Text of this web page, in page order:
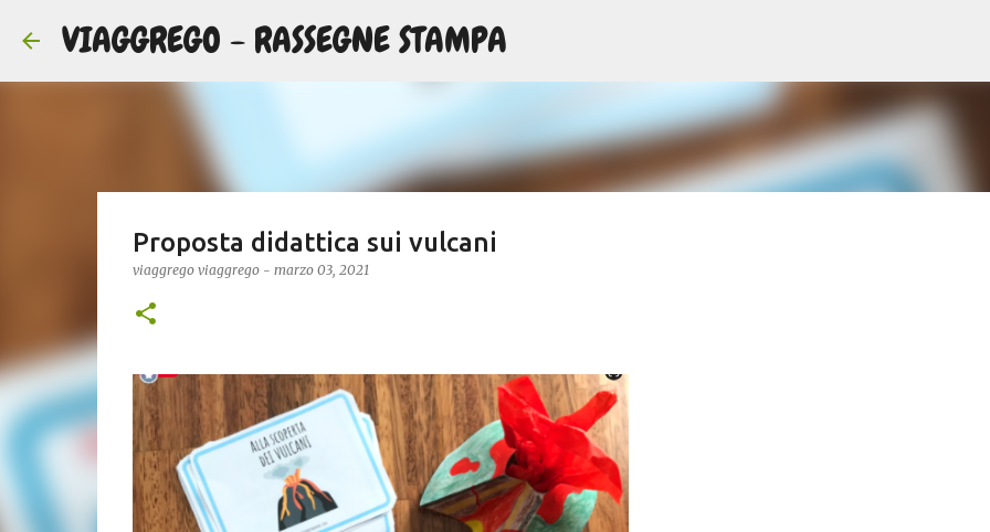
VIAGGREGO - RASSEGNE STAMPA
Proposta didattica sui vulcani
viaggrego viaggrego - marzo 03, 2021